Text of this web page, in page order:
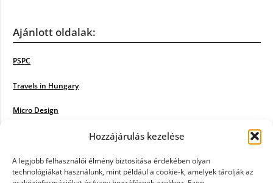
Hozzájárulás kezelése
A legjobb felhasználói élmény biztosítása érdekében olyan
technológiákat használunk, mint például a cookie-k, amelyek tárolják az
Ajánlott oldalak:
PSPC
Travels in Hungary
Micro Design
Poiwiki